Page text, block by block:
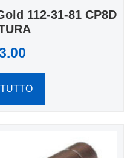
112-31-81 CP8D